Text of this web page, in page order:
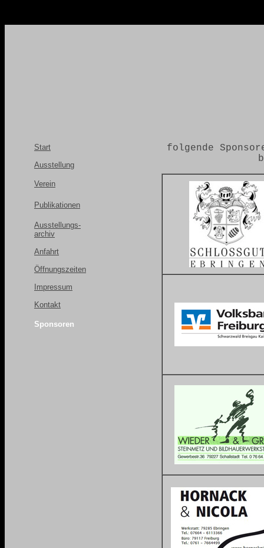
Start
Ausstellung
Verein
Publikationen
Ausstellungs-
archiv
Anfahrt
Öffnungszeiten
Impressum
Kontakt
Sponsoren
folgende